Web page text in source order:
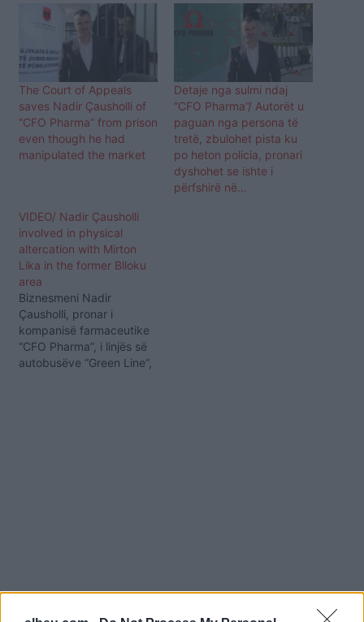
The Court of Appeals
saves Nadir Çausholli of
“CFO Pharma” from prison
even though he had
manipulated the market
Detaje nga sulmi ndaj
“CFO Pharma”/ Autorët u
paguan nga persona të
tretë, zbulohet pista ku
po heton policia, pronari
dyshohet se ishte i
përfshirë në…
VIDEO/ Nadir Çausholli
involved in physical
altercation with Mirton
Lika in the former Blloku
area
Biznesmeni Nadir
Çausholli, pronar i
kompanisë farmaceutike
“CFO Pharma”, i linjës së
autobusëve “Green Line”,